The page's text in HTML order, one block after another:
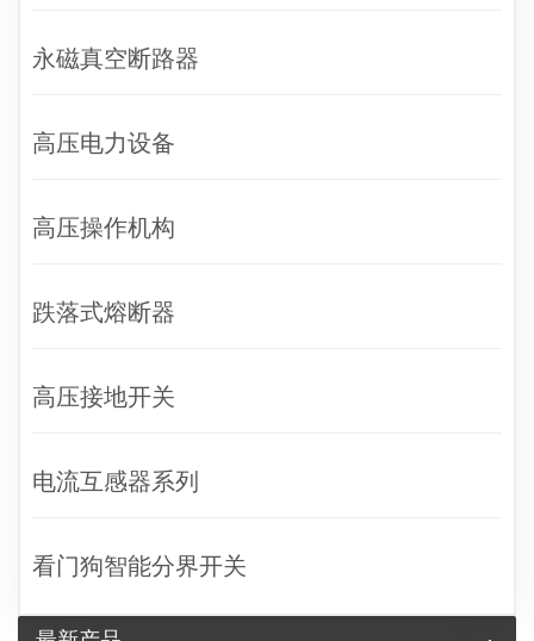
永磁真空断路器
高压电力设备
高压操作机构
跌落式熔断器
高压接地开关
电流互感器系列
看门狗智能分界开关